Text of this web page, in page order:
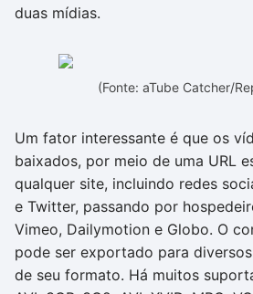
duas mídias.
(Fonte: aTube Catcher/
Um fator interessante é que os
baixados, por meio de uma URL
qualquer site, incluindo redes
e Twitter, passando por
Vimeo, Dailymotion e Globo. O
pode ser exportado para
de seu formato. Há muitos